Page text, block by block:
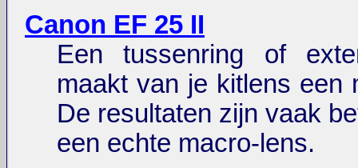
Canon EF 25 II
Een tussenring of
maakt van je kitlens een
De resultaten zijn vaak
een echte macro-lens.